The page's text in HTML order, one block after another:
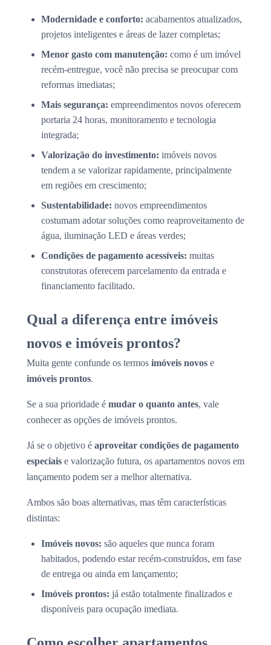
Modernidade e conforto: acabamentos atualizados,
projetos inteligentes e áreas de lazer completas;
Menor gasto com manutenção: como é um imóvel
recém-entregue, você não precisa se preocupar com
reformas imediatas;
Mais segurança: empreendimentos novos oferecem
portaria 24 horas, monitoramento e tecnologia
integrada;
Valorização do investimento: imóveis novos
tendem a se valorizar rapidamente, principalmente
em regiões em crescimento;
Sustentabilidade: novos empreendimentos
costumam adotar soluções como reaproveitamento de
água, iluminação LED e áreas verdes;
Condições de pagamento acessíveis: muitas
construtoras oferecem parcelamento da entrada e
financiamento facilitado.
Qual a diferença entre imóveis
novos e imóveis prontos?
Muita gente confunde os termos imóveis novos e
imóveis prontos.
Se a sua prioridade é mudar o quanto antes, vale
conhecer as opções de imóveis prontos.
Já se o objetivo é aproveitar condições de pagamento
especiais e valorização futura, os apartamentos novos em
lançamento podem ser a melhor alternativa.
Ambos são boas alternativas, mas têm características
distintas:
Imóveis novos: são aqueles que nunca foram
habitados, podendo estar recém-construídos, em fase
de entrega ou ainda em lançamento;
Imóveis prontos: já estão totalmente finalizados e
disponíveis para ocupação imediata.